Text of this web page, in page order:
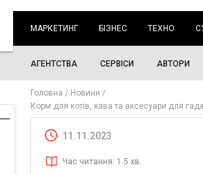
МАРКЕТИНГ БІЗНЕС ТЕХНО
АГЕНТСТВА СЕРВІСИ АВТОРИ
Головна
Новини
Корм для котів, кава та аксесуари для
11.11.2023
Час читання: 1.5 хв.